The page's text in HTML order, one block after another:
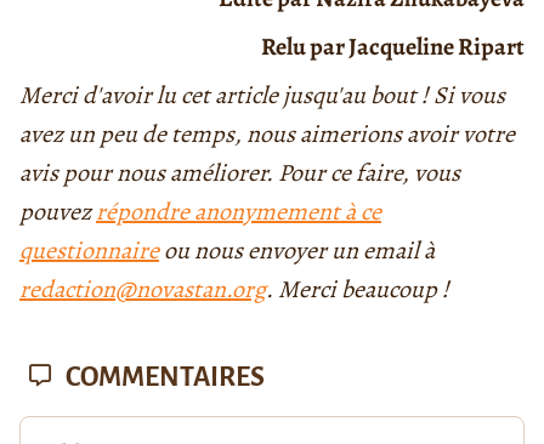
Relu par Jacqueline Ripart
Merci d'avoir lu cet article jusqu'au bout ! Si vous
avez un peu de temps, nous aimerions avoir votre
avis pour nous améliorer. Pour ce faire, vous
pouvezrépondre anonymement à ce
questionnaireou nous envoyer un email à
redaction@novastan.org. Merci beaucoup !
COMMENTAIRES